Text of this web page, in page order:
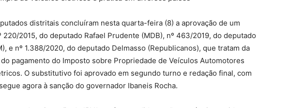
distritais concluíram nesta quarta-feira (8) a aprovação de um
220/2015, do deputado Rafael Prudente (MDB), nº 463/2019, do deputado
e nº 1.388/2020, do deputado Delmasso (Republicanos), que tratam da
pagamento do Imposto sobre Propriedade de Veículos Automotores
O substitutivo foi aprovado em segundo turno e redação final, com
agora à sanção do governador Ibaneis Rocha.